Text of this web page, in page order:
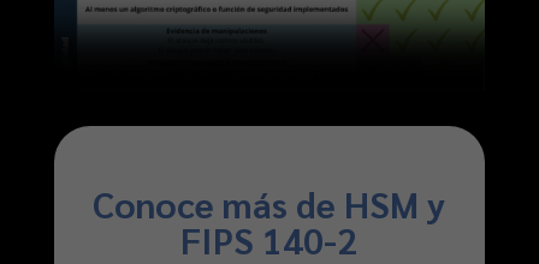
Conoce más de HSM y
FIPS 140-2